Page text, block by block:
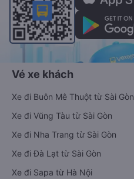
Vé xe khách
Xe đi Buôn Mê Thuột từ Sài Gòn
Xe đi Vũng Tàu từ Sài Gòn
Xe đi Nha Trang từ Sài Gòn
Xe đi Đà Lạt từ Sài Gòn
Xe đi Sapa từ Hà Nội